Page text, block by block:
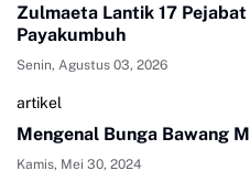
Zulmaeta Lantik 17
Payakumbuh
Senin, Agustus 03, 2026
artikel
Mengenal Bunga Bawang
Kamis, Mei 30, 2024